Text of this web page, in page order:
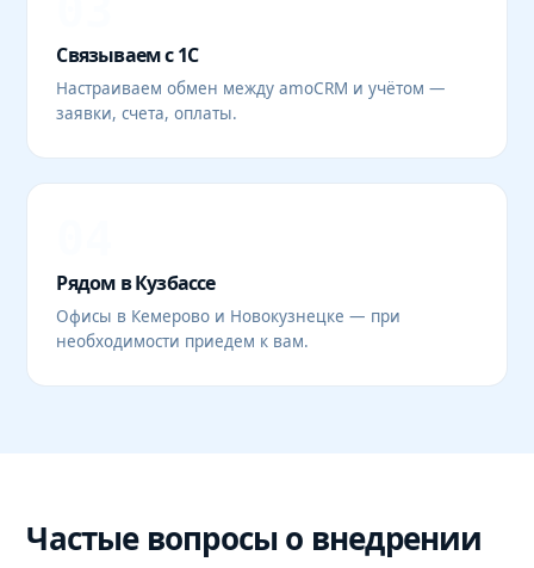
Связываем с 1С
Настраиваем обмен между amoCRM и учётом —
заявки, счета, оплаты.
Рядом в Кузбассе
Офисы в Кемерово и Новокузнецке — при
необходимости приедем к вам.
Частые вопросы о внедрении